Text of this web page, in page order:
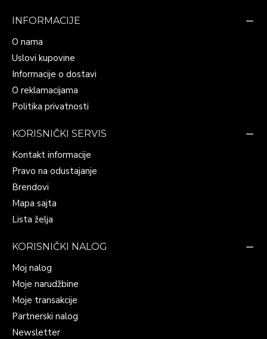
INFORMACIJE
O nama
Uslovi kupovine
Informacije o dostavi
O reklamacijama
Politika privatnosti
KORISNIČKI SERVIS
Kontakt informacije
Pravo na odustajanje
Brendovi
Mapa sajta
Lista želja
KORISNIČKI NALOG
Moj nalog
Moje narudžbine
Moje transakcije
Partnerski nalog
Newsletter